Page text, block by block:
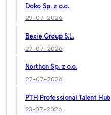
Doko Sp. z o.o.
29-07-2026
Bexie Group S.L.
27-07-2026
Northon Sp. z o.o.
27-07-2026
PTH Professional Talent Hub
23-07-2026